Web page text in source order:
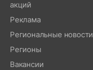
акций
Реклама
Региональные новости
Регионы
Вакансии